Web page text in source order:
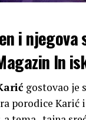
i
In
gostovao je
porodice Karić